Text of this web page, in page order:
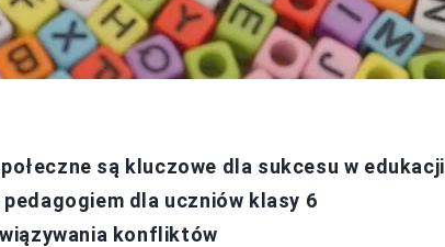
są kluczowe dla sukcesu w edukacji
dla uczniów klasy 6
konfliktów